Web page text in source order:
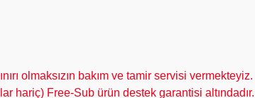
olmaksızın bakım ve tamir servisi vermekteyiz.
hariç) Free-Sub ürün destek garantisi altındadır.